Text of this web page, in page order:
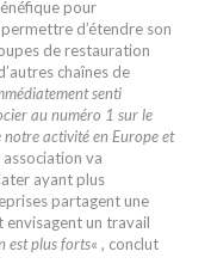
pour
d’étendre son
de restauration
chaînes de
senti
au numéro 1 sur le
activité en Europe et
association va
ayant plus
partagent une
envisagent un travail
est plus forts« , conclut